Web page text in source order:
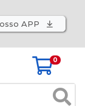
APP
0